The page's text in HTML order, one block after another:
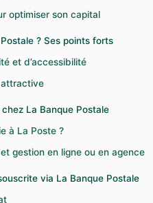
optimiser son capital
? Ses points forts
et d’accessibilité
La Banque Postale
à La Poste ?
gestion en ligne ou en agence
via La Banque Postale